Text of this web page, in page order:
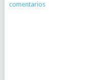
comentarios